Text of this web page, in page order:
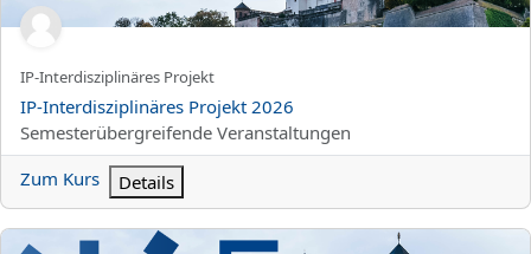
Kurzer Kursname
IP-Interdisziplinäres Projekt
Kursname
IP-Interdisziplinäres Projekt 2026
Kursbereich
Semesterübergreifende Veranstaltungen
Zum Kurs
Details
Redaktion QD Band "Spiritualitäten"